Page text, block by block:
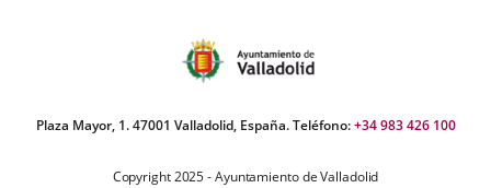
Plaza Mayor, 1. 47001 Valladolid, España. Teléfono:+34 983 426 100
Copyright 2025 - Ayuntamiento de Valladolid